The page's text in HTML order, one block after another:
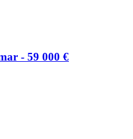
- 59 000 €